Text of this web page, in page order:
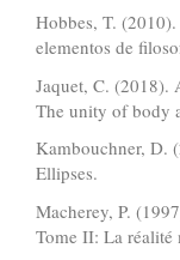
Hobbes, T.
elementos de
Jaquet, C. (2018).
The unity of body
Kambouchner, D.
Ellipses.
Macherey, P.
Tome II: La réalité